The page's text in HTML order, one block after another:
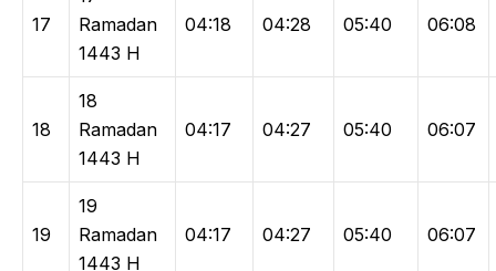
17
Ramadan
1443 H
04:18 04:28 05:40 06:08
18
18
Ramadan
1443 H
04:17 04:27 05:40 06:07
19
19
Ramadan
1443 H
04:17 04:27 05:40 06:07